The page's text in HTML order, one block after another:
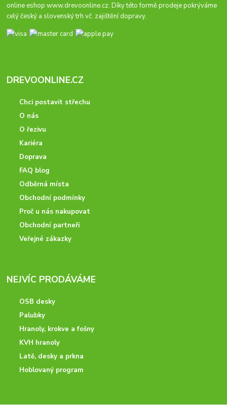
online eshopwww.drevoonline.cz. Díky této formě prodeje pokrýváme
celý český a slovenský trh vč. zajištění dopravy.
DREVOONLINE.CZ
Chci postavit střechu
O nás
O řezivu
Kariéra
Doprava
FAQ blog
Odběrná místa
Obchodní podmínky
Proč u nás nakupovat
Obchodní partneři
Veřejné zákazky
NEJVÍC PRODÁVÁME
OSB desky
Palubky
Hranoly, krokve a fošny
KVH hranoly
Latě, desky a prkna
Hoblovaný program